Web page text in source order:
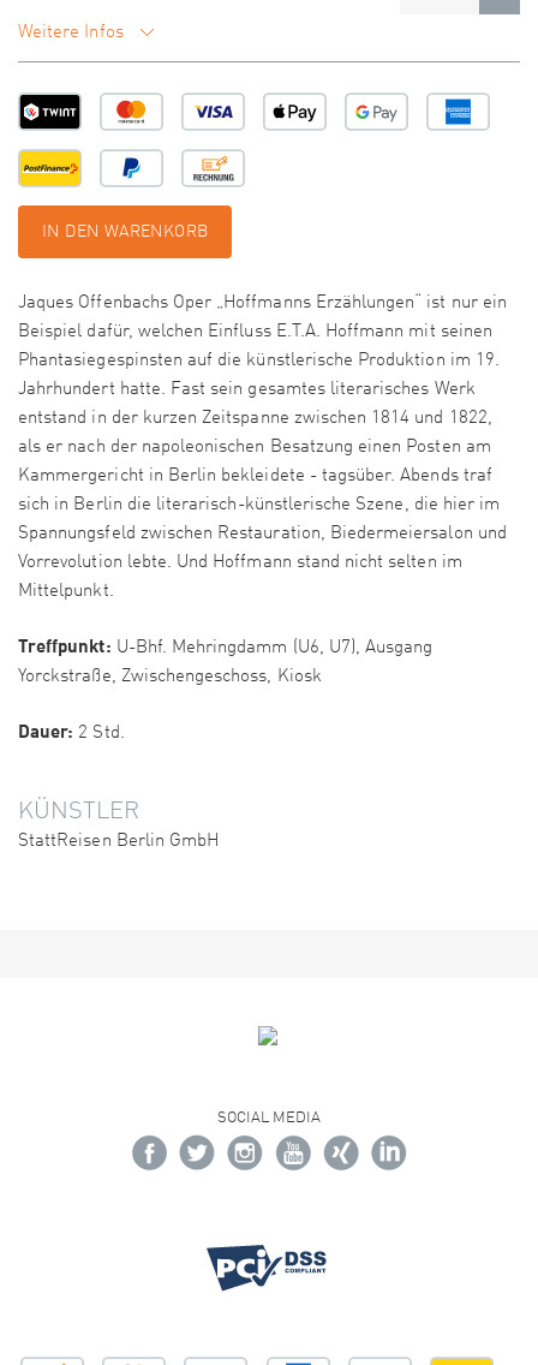
Weitere Infos
IN DEN WARENKORB
Jaques Offenbachs Oper „Hoffmanns Erzählungen“ ist nur ein
Beispiel dafür, welchen Einfluss E.T.A. Hoffmann mit seinen
Phantasiegespinsten auf die künstlerische Produktion im 19.
Jahrhundert hatte. Fast sein gesamtes literarisches Werk
entstand in der kurzen Zeitspanne zwischen 1814 und 1822,
als er nach der napoleonischen Besatzung einen Posten am
Kammergericht in Berlin bekleidete - tagsüber. Abends traf
sich in Berlin die literarisch-künstlerische Szene, die hier im
Spannungsfeld zwischen Restauration, Biedermeiersalon und
Vorrevolution lebte. Und Hoffmann stand nicht selten im
Mittelpunkt.
Treffpunkt: U-Bhf. Mehringdamm (U6, U7), Ausgang
Yorckstraße, Zwischengeschoss, Kiosk
Dauer: 2 Std.
KÜNSTLER
StattReisen Berlin GmbH
SOCIAL MEDIA